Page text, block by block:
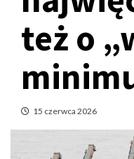
też o
15 czerwca 2026